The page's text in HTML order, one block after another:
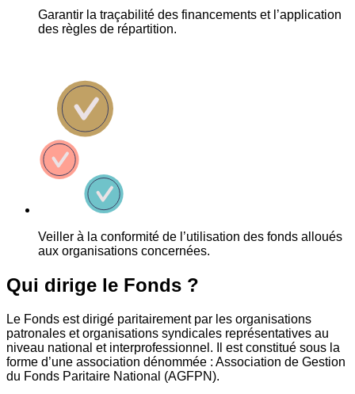
Garantir la traçabilité des financements et l’application
des règles de répartition.
Veiller à la conformité de l’utilisation des fonds alloués
aux organisations concernées.
Qui dirige le Fonds ?
Le Fonds est dirigé paritairement par les organisations
patronales et organisations syndicales représentatives au
niveau national et interprofessionnel. Il est constitué sous la
forme d’une association dénommée : Association de Gestion
du Fonds Paritaire National (AGFPN).